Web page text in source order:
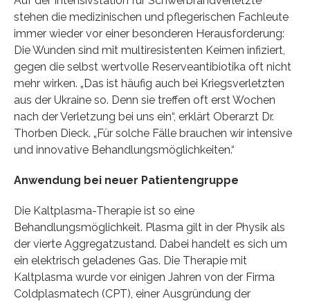
stehen die medizinischen und pflegerischen Fachleute
immer wieder vor einer besonderen Herausforderung:
Die Wunden sind mit multiresistenten Keimen infiziert,
gegen die selbst wertvolle Reserveantibiotika oft nicht
mehr wirken. „Das ist häufig auch bei Kriegsverletzten
aus der Ukraine so. Denn sie treffen oft erst Wochen
nach der Verletzung bei uns ein“, erklärt Oberarzt Dr.
Thorben Dieck. „Für solche Fälle brauchen wir intensive
und innovative Behandlungsmöglichkeiten.“
Anwendung bei neuer Patientengruppe
Die Kaltplasma-Therapie ist so eine
Behandlungsmöglichkeit. Plasma gilt in der Physik als
der vierte Aggregatzustand. Dabei handelt es sich um
ein elektrisch geladenes Gas. Die Therapie mit
Kaltplasma wurde vor einigen Jahren von der Firma
Coldplasmatech (CPT), einer Ausgründung der